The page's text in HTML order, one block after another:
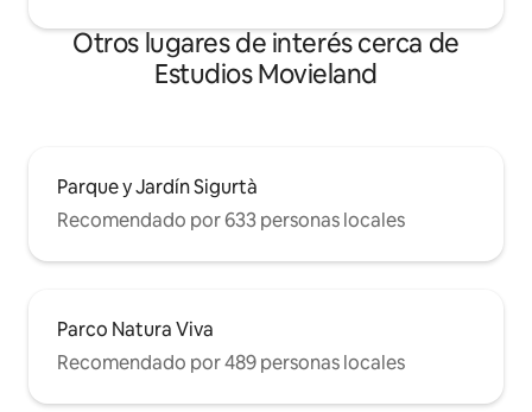
Otros lugares de interés cerca de
Estudios Movieland
Parque y Jardín Sigurtà
Recomendado por 633 personas locales
Parco Natura Viva
Recomendado por 489 personas locales